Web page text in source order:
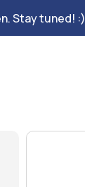
Stay tuned! :)